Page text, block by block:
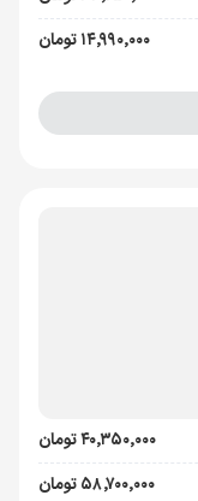
۱۴٬۹۹۰٬۰۰۰ تومان
۴۰٬۳۵۰٬۰۰۰ تومان
۵۸٬۷۰۰٬۰۰۰ تومان